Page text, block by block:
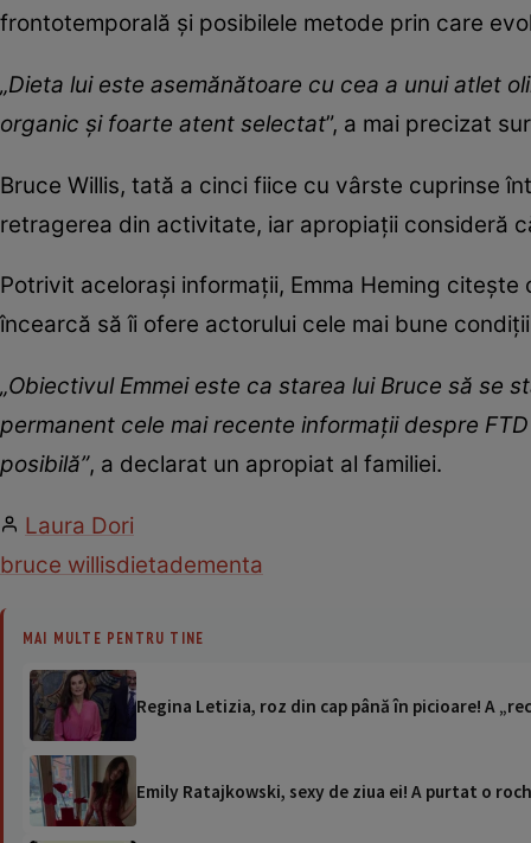
frontotemporală și posibilele metode prin care
„Dieta lui este asemănătoare cu cea a unui atlet
organic și foarte atent selectat”, a mai precizat
Bruce Willis, tată a cinci fiice cu vârste cuprinse
retragerea din activitate, iar apropiații consideră
Potrivit acelorași informații, Emma Heming
încearcă să îi ofere actorului cele mai bune
„Obiectivul Emmei este ca starea lui Bruce să se
permanent cele mai recente informații despre
posibilă”, a declarat un apropiat al familiei.
Laura Dori
bruce willisdietadementa
MAI MULTE PENTRU TINE
Regina Letizia, roz din cap până în picioare! A
Emily Ratajkowski, sexy de ziua ei! A purtat o